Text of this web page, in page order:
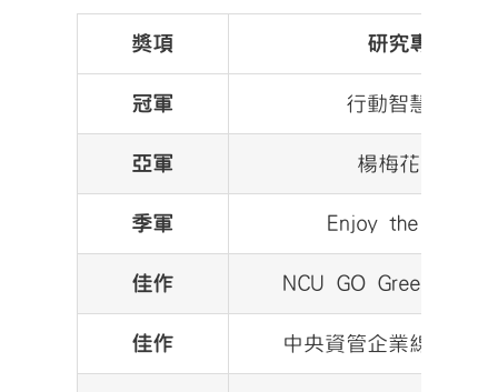
獎項 研究專題
冠軍 行動智慧手環
亞軍 楊梅花草茶
季軍 Enjoy the change
佳作 NCU GO Green中央
佳作 中央資管企業線上學